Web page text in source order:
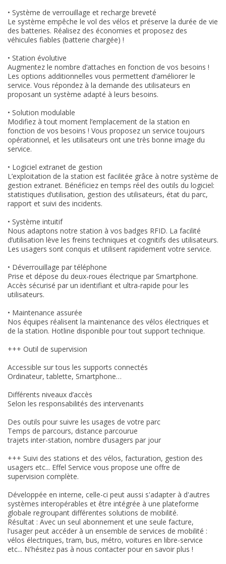
• Système de verrouillage et recharge breveté
Le système empêche le vol des vélos et préserve la durée de vie
des batteries. Réalisez des économies et proposez des
véhicules fiables (batterie chargée) !
• Station évolutive
Augmentez le nombre d’attaches en fonction de vos besoins !
Les options additionnelles vous permettent d’améliorer le
service. Vous répondez à la demande des utilisateurs en
proposant un système adapté à leurs besoins.
• Solution modulable
Modifiez à tout moment l’emplacement de la station en
fonction de vos besoins ! Vous proposez un service toujours
opérationnel, et les utilisateurs ont une très bonne image du
service.
• Logiciel extranet de gestion
L’exploitation de la station est facilitée grâce à notre système de
gestion extranet. Bénéficiez en temps réel des outils du logiciel:
statistiques d’utilisation, gestion des utilisateurs, état du parc,
rapport et suivi des incidents.
• Système intuitif
Nous adaptons notre station à vos badges RFID. La facilité
d’utilisation lève les freins techniques et cognitifs des utilisateurs.
Les usagers sont conquis et utilisent rapidement votre service.
• Déverrouillage par téléphone
Prise et dépose du deux-roues électrique par Smartphone.
Accès sécurisé par un identifiant et ultra-rapide pour les
utilisateurs.
• Maintenance assurée
Nos équipes réalisent la maintenance des vélos électriques et
de la station. Hotline disponible pour tout support technique.
+++ Outil de supervision
Accessible sur tous les supports connectés
Ordinateur, tablette, Smartphone…
Différents niveaux d’accès
Selon les responsabilités des intervenants
Des outils pour suivre les usages de votre parc
Temps de parcours, distance parcourue
trajets inter-station, nombre d’usagers par jour
+++ Suivi des stations et des vélos, facturation, gestion des
usagers etc... Effel Service vous propose une offre de
supervision complète.
Développée en interne, celle-ci peut aussi s'adapter à d'autres
systèmes interopérables et être intégrée à une plateforme
globale regroupant différentes solutions de mobilité.
Résultat : Avec un seul abonnement et une seule facture,
l'usager peut accéder à un ensemble de services de mobilité :
vélos électriques, tram, bus, métro, voitures en libre-service
etc... N'hésitez pas à nous contacter pour en savoir plus !